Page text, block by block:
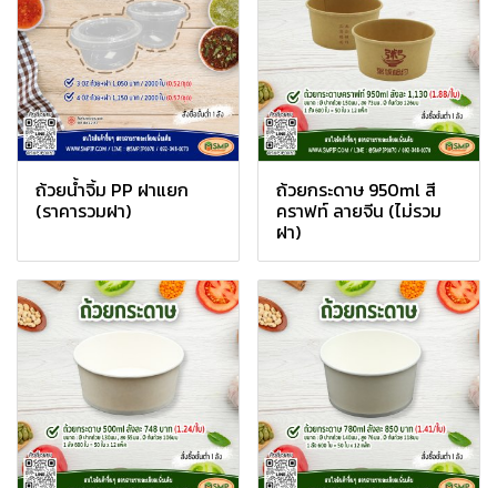
ถ้วยน้ำจิ้ม PP ฝาแยก
(ราคารวมฝา)
ถ้วยกระดาษ 950ml สี
คราฟท์ ลายจีน (ไม่รวม
ฝา)